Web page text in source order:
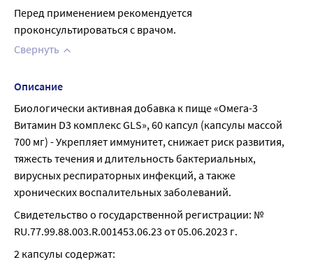
Перед применением рекомендуется
проконсультироваться с врачом.
Свернуть
Описание
Биологически активная добавка к пище «Омега-3
Витамин D3 комплекс GLS», 60 капсул (капсулы массой
700 мг) - Укрепляет иммунитет, снижает риск развития,
тяжесть течения и длительность бактериальных,
вирусных респираторных инфекций, а также
хронических воспалительных заболеваний.
Свидетельство о государственной регистрации: №
RU.77.99.88.003.R.001453.06.23 от 05.06.2023 г.
2 капсулы содержат: